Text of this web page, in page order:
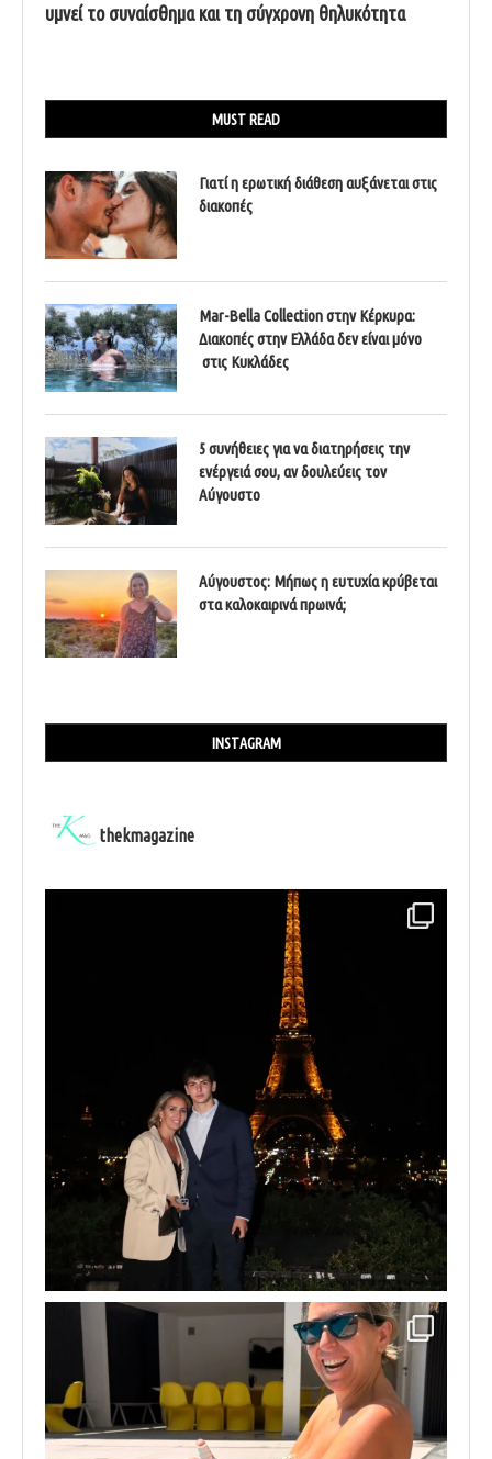
υμνεί το συναίσθημα και τη σύγχρονη θηλυκότητα
MUST READ
Γιατί η ερωτική διάθεση αυξάνεται στις
διακοπές
Mar-Bella Collection στην Κέρκυρα:
Διακοπές στην Ελλάδα δεν είναι μόνο
στις Κυκλάδες
5 συνήθειες για να διατηρήσεις την
ενέργειά σου, αν δουλεύεις τον
Αύγουστο
Αύγουστος: Μήπως η ευτυχία κρύβεται
στα καλοκαιρινά πρωινά;
INSTAGRAM
thekmagazine